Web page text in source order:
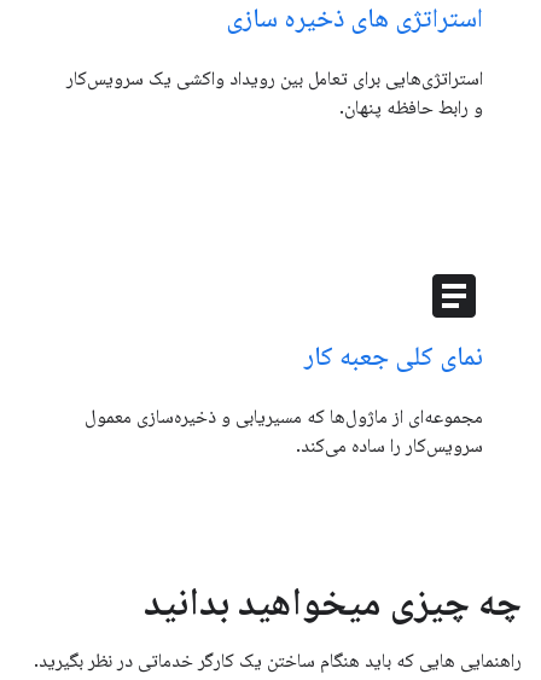
استراتژی های ذخیره سازی
استراتژی‌هایی برای تعامل بین رویداد واکشی یک سرویس‌کار
و رابط حافظه پنهان.
article
نمای کلی جعبه کار
مجموعه‌ای از ماژول‌ها که مسیریابی و ذخیره‌سازی معمول
سرویس‌کار را ساده می‌کند.
چه چیزی میخواهید بدانید
راهنمایی هایی که باید هنگام ساختن یک کارگر خدماتی در نظر بگیرید.